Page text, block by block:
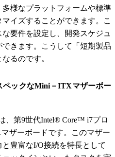
様なプラットフォームや標準
イズすることができます。こ
要件を設定し、開発スケジュ
きます。こうして「短期製品
るのです。
ペックなMini－ITXマザーボー
、第9世代Intel® Core™ i7プロ
ザーボードです。このマザー
豊富なI/O接続を特長として